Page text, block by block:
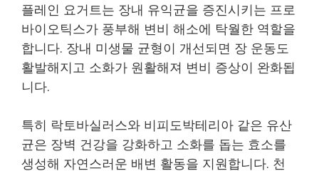
플레인 요거트는 장내 유익균을 증진시키는 프로
바이오틱스가 풍부해 변비 해소에 탁월한 역할을
합니다. 장내 미생물 균형이 개선되면 장 운동도
활발해지고 소화가 원활해져 변비 증상이 완화됩
니다.
특히 락토바실러스와 비피도박테리아 같은 유산
균은 장벽 건강을 강화하고 소화를 돕는 효소를
생성해 자연스러운 배변 활동을 지원합니다. 천